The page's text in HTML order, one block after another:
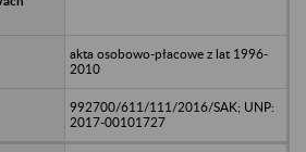
akta osobowo-płacowe z lat 1996-
2010
992700/611/111/2016/SAK; UNP:
2017-00101727